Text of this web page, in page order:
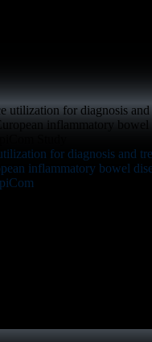
for diagnosis and
inflammatory bowel